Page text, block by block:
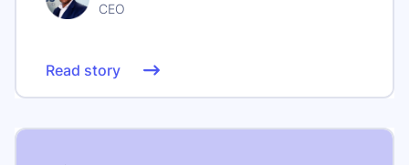
CEO
Read story